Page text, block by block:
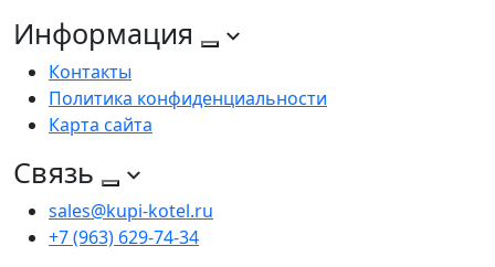
Информация
Контакты
Политика конфиденциальности
Карта сайта
Связь
sales@kupi-kotel.ru
+7 (963) 629-74-34